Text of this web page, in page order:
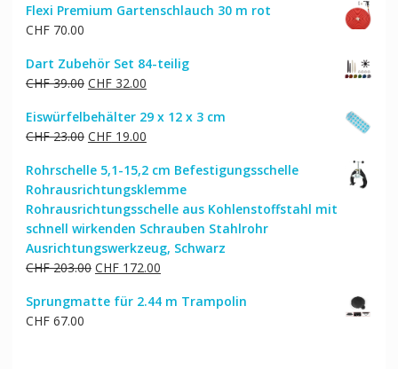
Flexi Premium Gartenschlauch 30 m rot
CHF70.00
Dart Zubehör Set 84-teilig
CHF39.00 Ursprünglicher
war:
CHF 39.00
CHF32.00Aktueller
ist:
CHF 32.00.
Eiswürfelbehälter 29 x 12 x 3 cm
CHF23.00 Ursprünglicher
war:
CHF 23.00
CHF19.00Aktueller
ist:
CHF 19.00.
Rohrschelle 5,1-15,2 cm Befestigungsschelle
Rohrausrichtungsklemme
Rohrausrichtungsschelle aus Kohlenstoffstahl mit
schnell wirkenden Schrauben Stahlrohr
Ausrichtungswerkzeug, Schwarz
CHF203.00 Ursprünglicher
war:
CHF172.00Aktueller
ist:
Sprungmatte für 2.44 m Trampolin
CHF67.00